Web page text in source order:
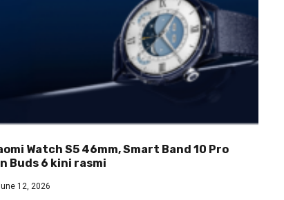
Watch S5 46mm, Smart Band 10 Pro
Buds 6 kini rasmi
12, 2026